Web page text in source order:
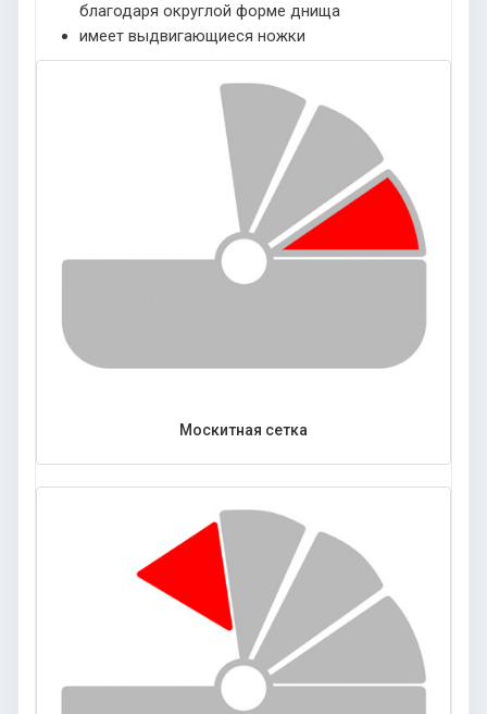
благодаря округлой форме днища
имеет выдвигающиеся ножки
Москитная сетка